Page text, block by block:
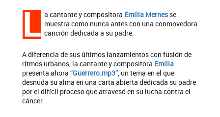
L a cantante y compositora Emilia Mernesse
muestra como nunca antes con una conmovedora
canción dedicada a su padre.
A diferencia de sus últimos lanzamientos con fusión de
ritmos urbanos, la cantante y compositora Emilia
presenta ahora “Guerrero.mp3”, un tema en el que
desnuda su alma en una carta abierta dedicada su padre
por el difícil proceso que atravesó en su lucha contra el
cáncer.